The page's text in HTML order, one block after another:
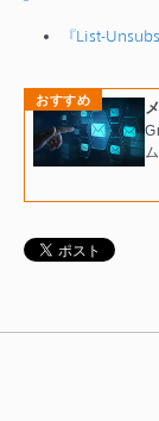
『List-
おすすめ